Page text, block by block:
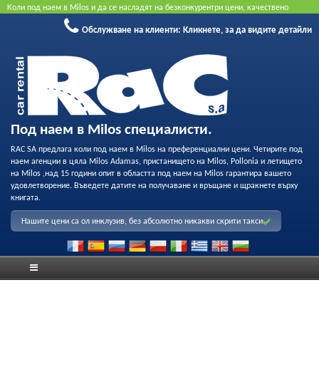
Коли под наем в Milos и да се насладят на безконкурентри цени, качествено
обслужване и възможност за професионален запис на нашия флот. Резервирайте
онлайн, за да получите най-добрата цена. Не се изисква кредитна карта.
Обслужване на клиенти: Кликнете, за да видите детайли
Под наем в Milos специалисти.
RAC SA предлага коли под наем в Milos на преференциални цени. Четирите под
наем агенции в цяла Milos Adamas, пристанището на Milos, Pollonia и летището
на Milos ,над 15 години опит в областта под наем на Milos гарантира вашето
удовлетворение. Въведете датите на получаване и връщане и щракнете върху
книгата.
Нашите цени са ол инклузив, без абсолютно никакви скрити такси